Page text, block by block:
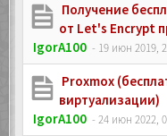
Получение
от Let's Encrypt
IgorA100 - 19 июн 2019,
Proxmox
виртуализации)
IgorA100 - 24 июн 2022,